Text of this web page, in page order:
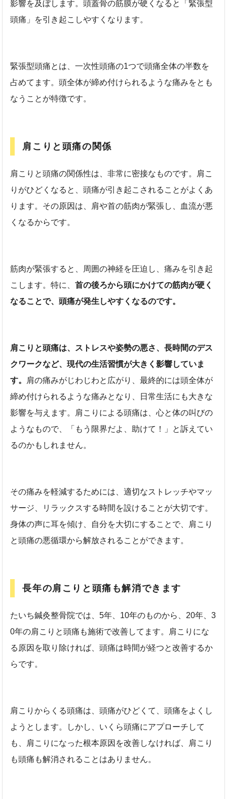
影響を及ぼします。頭蓋骨の筋膜が硬くなると「緊張型
頭痛」を引き起こしやすくなります。
緊張型頭痛とは、一次性頭痛の1つで頭痛全体の半数を
占めてます。頭全体が締め付けられるような痛みをとも
なうことが特徴です。
肩こりと頭痛の関係
肩こりと頭痛の関係性は、非常に密接なものです。肩こ
りがひどくなると、頭痛が引き起こされることがよくあ
ります。その原因は、肩や首の筋肉が緊張し、血流が悪
くなるからです。
筋肉が緊張すると、周囲の神経を圧迫し、痛みを引き起
こします。特に、首の後ろから頭にかけての筋肉が硬く
なることで、頭痛が発生しやすくなるのです。
肩こりと頭痛は、ストレスや姿勢の悪さ、長時間のデス
クワークなど、現代の生活習慣が大きく影響していま
す。 肩の痛みがじわじわと広がり、最終的には頭全体が
締め付けられるような痛みとなり、日常生活にも大きな
影響を与えます。肩こりによる頭痛は、心と体の叫びの
ようなもので、「もう限界だよ、助けて！」と訴えてい
るのかもしれません。
その痛みを軽減するためには、適切なストレッチやマッ
サージ、リラックスする時間を設けることが大切です。
身体の声に耳を傾け、自分を大切にすることで、肩こり
と頭痛の悪循環から解放されることができます。
長年の肩こりと頭痛も解消できます
たいち鍼灸整骨院では、5年、10年のものから、20年、3
0年の肩こりと頭痛も施術で改善してます。肩こりにな
る原因を取り除ければ、頭痛は時間が経つと改善するか
らです。
肩こりからくる頭痛は、頭痛がひどくて、頭痛をよくし
ようとします。しかし、いくら頭痛にアプローチして
も、肩こりになった根本原因を改善しなければ、肩こり
も頭痛も解消されることはありません。